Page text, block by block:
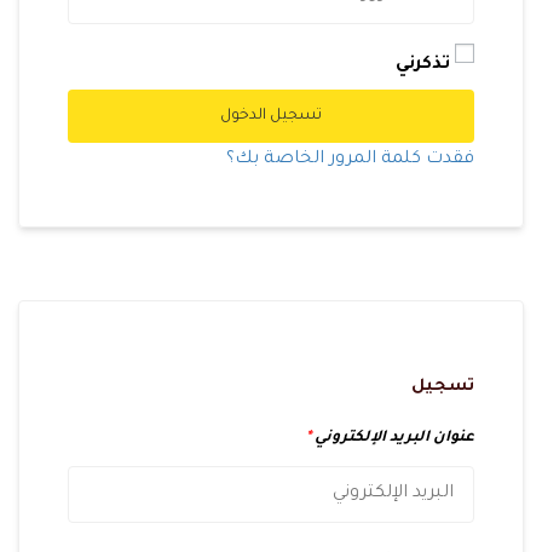
تذكرني
تسجيل الدخول
فقدت كلمة المرور الخاصة بك؟
تسجيل
عنوان البريد الإلكتروني*